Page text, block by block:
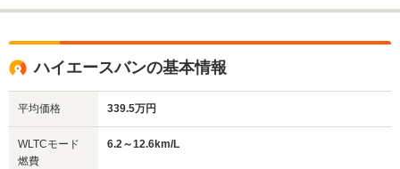
ハイエースバンの基本情報
平均価格 339.5万円
WLTCモード
燃費
6.2～12.6km/L